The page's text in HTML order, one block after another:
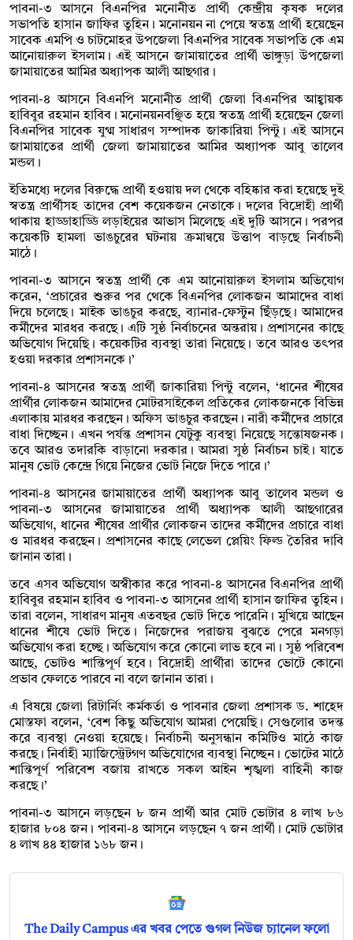
পাবনা-৩ আসনে বিএনপির মনোনীত প্রার্থী কেন্দ্রীয় কৃষক দলের
সভাপতি হাসান জাফির তুহিন। মনোনয়ন না পেয়ে স্বতন্ত্র প্রার্থী হয়েছেন
সাবেক এমপি ও চাটমোহর উপজেলা বিএনপির সাবেক সভাপতি কে এম
আনোয়ারুল ইসলাম। এই আসনে জামায়াতের প্রার্থী ভাঙ্গুড়া উপজেলা
জামায়াতের আমির অধ্যাপক আলী আছগার।
পাবনা-৪ আসনে বিএনপি মনোনীত প্রার্থী জেলা বিএনপির আহ্বায়ক
হাবিবুর রহমান হাবিব। মনোনয়নবঞ্ছিত হয়ে স্বতন্ত্র প্রার্থী হয়েছেন জেলা
বিএনপির সাবেক যুগ্ম সাধারণ সম্পাদক জাকারিয়া পিন্টু। এই আসনে
জামায়াতের প্রার্থী জেলা জামায়াতের আমির অধ্যাপক আবু তালেব
মন্ডল।
ইতিমধ্যে দলের বিরুদ্ধে প্রার্থী হওয়ায় দল থেকে বহিষ্কার করা হয়েছে দুই
স্বতন্ত্র প্রার্থীসহ তাদের বেশ কয়েকজন নেতাকে। দলের বিদ্রোহী প্রার্থী
থাকায় হাড্ডাহাড্ডি লড়াইয়ের আভাস মিলেছে এই দুটি আসনে। পরপর
কয়েকটি হামলা ভাঙচুরের ঘটনায় ক্রমান্বয়ে উত্তাপ বাড়ছে নির্বাচনী
মাঠে।
পাবনা-৩ আসনে স্বতন্ত্র প্রার্থী কে এম আনোয়ারুল ইসলাম অভিযোগ
করেন, ‘প্রচারের শুরুর পর থেকে বিএনপির লোকজন আমাদের বাধা
দিয়ে চলেছে। মাইক ভাঙচুর করছে, ব্যানার-ফেস্টুন ছিঁড়ছে। আমাদের
কর্মীদের মারধর করছে। এটি সুষ্ঠ নির্বাচনের অন্তরায়। প্রশাসনের কাছে
অভিযোগ দিয়েছি। কয়েকটির ব্যবস্থা তারা নিয়েছে। তবে আরও তৎপর
হওয়া দরকার প্রশাসনকে।’
পাবনা-৪ আসনের স্বতন্ত্র প্রার্থী জাকারিয়া পিন্টু বলেন, ‘ধানের শীষের
প্রার্থীর লোকজন আমাদের মোটরসাইকেল প্রতিকের লোকজনকে বিভিন্ন
এলাকায় মারধর করছেন। অফিস ভাঙচুর করছেন। নারী কর্মীদের প্রচারে
বাধা দিচ্ছেন। এখন পর্যন্ত প্রশাসন যেটুকু ব্যবস্থা নিয়েছে সন্তোষজনক।
তবে আরও তদারকি বাড়ানো দরকার। আমরা সুষ্ঠ নির্বাচন চাই। যাতে
মানুষ ভোট কেন্দ্রে গিয়ে নিজের ভোট নিজে দিতে পারে।’
পাবনা-৪ আসনের জামায়াতের প্রার্থী অধ্যাপক আবু তালেব মন্ডল ও
পাবনা-৩ আসনের জামায়াতের প্রার্থী অধ্যাপক আলী আছগারের
অভিযোগ, ধানের শীষের প্রার্থীর লোকজন তাদের কর্মীদের প্রচারে বাধা
ও মারধর করছেন। প্রশাসনের কাছে লেভেল প্লেয়িং ফিল্ড তৈরির দাবি
জানান তারা।
তবে এসব অভিযোগ অস্বীকার করে পাবনা-৪ আসনের বিএনপির প্রার্থী
হাবিবুর রহমান হাবিব ও পাবনা-৩ আসনের প্রার্থী হাসান জাফির তুহিন।
তারা বলেন, সাধারণ মানুষ এতবছর ভোট দিতে পারেনি। মুখিয়ে আছেন
ধানের শীষে ভোট দিতে। নিজেদের পরাজয় বুঝতে পেরে মনগড়া
অভিযোগ করা হচ্ছে। অভিযোগ করে কোনো লাভ হবে না। সুষ্ঠ পরিবেশ
আছে, ভোটও শান্তিপূর্ণ হবে। বিদ্রোহী প্রার্থীরা তাদের ভোটে কোনো
প্রভাব ফেলতে পারবে না বলে জানান তারা।
এ বিষয়ে জেলা রিটার্নিং কর্মকর্তা ও পাবনার জেলা প্রশাসক ড. শাহেদ
মোস্তফা বলেন, ‘বেশ কিছু অভিযোগ আমরা পেয়েছি। সেগুলোর তদন্ত
করে ব্যবস্থা নেওয়া হয়েছে। নির্বাচনী অনুসন্ধান কমিটিও মাঠে কাজ
করছে। নির্বাহী ম্যাজিস্ট্রেটগণ অভিযোগের ব্যবস্থা নিচ্ছেন। ভোটের মাঠে
শান্তিপূর্ণ পরিবেশ বজায় রাখতে সকল আইন শৃঙ্খলা বাহিনী কাজ
করছে।’
পাবনা-৩ আসনে লড়ছেন ৮ জন প্রার্থী আর মোট ভোটার ৪ লাখ ৮৬
হাজার ৮০৪ জন। পাবনা-৪ আসনে লড়ছেন ৭ জন প্রার্থী। মোট ভোটার
৪ লাখ ৪৪ হাজার ১৬৮ জন।
The Daily Campus এর খবর পেতে গুগল নিউজ চ্যানেল ফলো